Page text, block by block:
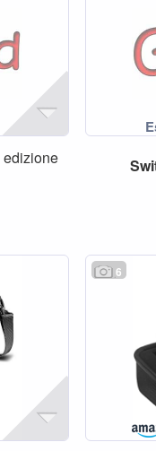
edizione
6